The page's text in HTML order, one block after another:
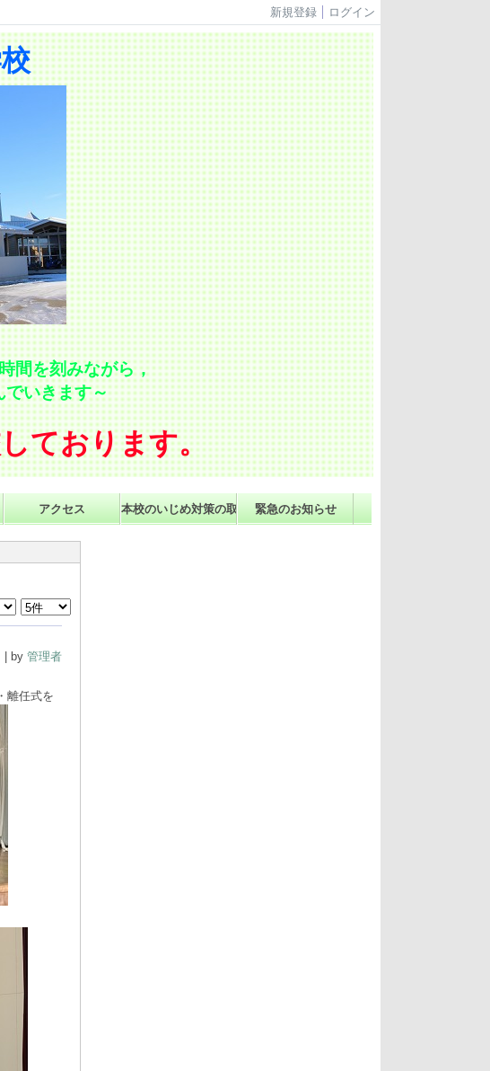
新規登録 ログイン
間を刻みながら，
いきます～
ております。
アクセス 本校のいじめ対策の取組 緊急のお知らせ
| by 管理者
離任式を